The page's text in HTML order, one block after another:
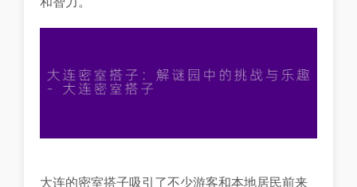
大连的密室搭子吸引了不少游客和本地居民前来